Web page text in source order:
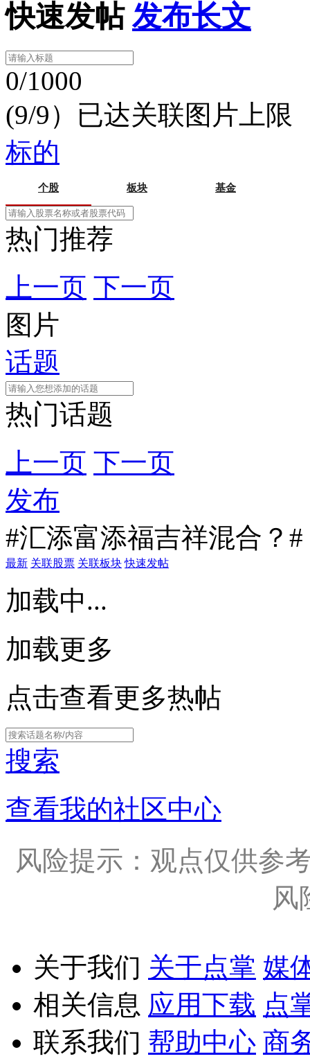
快速发帖 发布长文
0/1000
(9/9）已达关联图片上限
标的
个股 板块 基金
热门推荐
上一页 下一页
图片
话题
热门话题
上一页 下一页
发布
#汇添富添福吉祥混合？#
最新 关联股票 关联板块 快速发帖
加载中...
加载更多
点击查看更多热帖
搜索
查看我的社区中心
风险提示：观点仅供参
风
关于我们 关于点掌 媒
相关信息 应用下载 点
联系我们 帮助中心 商